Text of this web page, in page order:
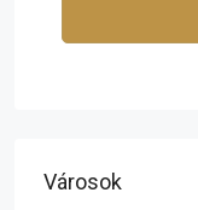
Városok